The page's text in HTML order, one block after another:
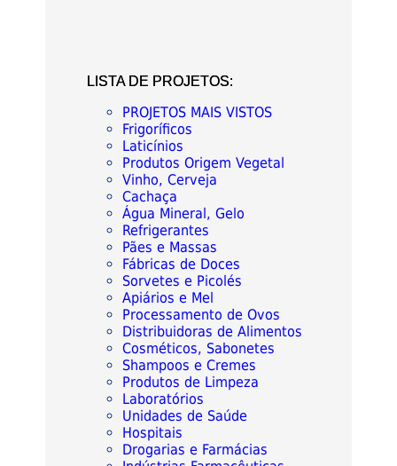
LISTA DE PROJETOS:
PROJETOS MAIS VISTOS
Frigoríficos
Laticínios
Produtos Origem Vegetal
Vinho, Cerveja
Cachaça
Água Mineral, Gelo
Refrigerantes
Pães e Massas
Fábricas de Doces
Sorvetes e Picolés
Apiários e Mel
Processamento de Ovos
Distribuidoras de Alimentos
Cosméticos, Sabonetes
Shampoos e Cremes
Produtos de Limpeza
Laboratórios
Unidades de Saúde
Hospitais
Drogarias e Farmácias